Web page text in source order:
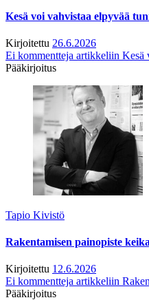
Kesä voi vahvistaa elpyvää
Kirjoitettu 26.6.2026
Ei kommentteja artikkeliin Kesä
Pääkirjoitus
Tapio Kivistö
Rakentamisen painopiste
Kirjoitettu 12.6.2026
Ei kommentteja artikkeliin
Pääkirjoitus